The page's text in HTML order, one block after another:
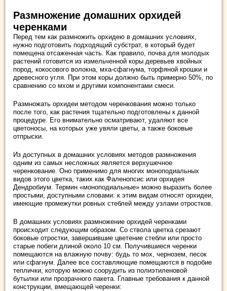
Размножение домашних орхидей
черенками
Перед тем как размножить орхидею в домашних условиях,
нужно подготовить подходящий субстрат, в который будет
помещена отсаженная часть. Как правило, почва для молодых
растений готовится из измельченной коры деревьев хвойных
пород, кокосового волокна, мха-сфагнума, торфяной крошки и
древесного угля. При этом коры должно быть примерно 50%, по
сравнению со мхом и другими компонентами смеси.
Размножать орхидеи методом черенкования можно только
после того, как растения тщательно подготовлены к данной
процедуре. Его внимательно осматривают, удаляют все
цветоносы, на которых уже увяли цветы, а также боковые
отпрыски.
Из доступных в домашних условиях методов размножения
одним из самых несложных является верхушечное
черенкование. Оно применимо для многих моноподиальных
видов этого цветка, таких как Фаленопсис или орхидея
Дендробиум. Термин «моноподиальные» можно выразить более
простыми, доступными словами: к этим видам относят орхидеи,
имеющие промежутки ровных стеблей между узлами отростков.
В домашних условиях размножение орхидей черенками
происходит следующим образом. Со ствола цветка срезают
боковые отростки, завершившие цветение стебли или просто
старые побеги длиной около 10 см. Получившиеся черенки
помещаются на влажную почву: будь то мох, чернозем, песок
или сфагнум. Далее все составляющие помещаются в подобие
теплички, которую можно соорудить из полиэтиленовой
бутылки или прозрачного пакета. Главные требования к данной
конструкции, вмещающей черенки: